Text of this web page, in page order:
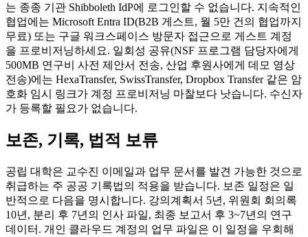
는 종종 기관 Shibboleth IdP에 로그인할 수 없습니다. 지속적인
협업에는 Microsoft Entra ID(B2B 게스트, 월 5만 건의 협업까지
무료) 또는 구글 워크스페이스 방문자 접근으로 게스트 계정
을 프로비저닝하세요. 일회성 공유(NSF 프로그램 담당자에게
500MB 연구비 사전 제안서 전송, 산업 후원사에게 데모 영상
전송)에는 HexaTransfer, SwissTransfer, Dropbox Transfer 같은 암
호화 임시 링크가 계정 프로비저닝 마찰보다 낫습니다. 수신자
가 등록할 필요가 없습니다.
보존, 기록, 법적 보류
공립 대학은 교수진 이메일과 업무 문서를 발견 가능한 것으로
취급하는 주 공공 기록법의 적용을 받습니다. 보존 일정은 일
반적으로 다음을 명시합니다. 강의계획서 5년, 위원회 회의록
10년, 분리 후 7년의 인사 파일, 최종 보고서 후 3~7년의 연구
데이터. 개인 클라우드 계정의 업무 파일은 이 일정을 우회해